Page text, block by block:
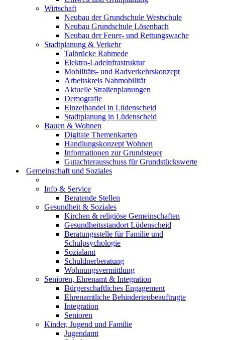
Wirtschaft
Neubau der Grundschule Westschule
Neubau Grundschule Lösenbach
Neubau der Feuer- und Rettungswache
Stadtplanung & Verkehr
Talbrücke Rahmede
Elektro-Ladeinfrastruktur
Mobilitäts- und Radverkehrskonzept
Arbeitskreis Nahmobilität
Aktuelle Straßenplanungen
Demografie
Einzelhandel in Lüdenscheid
Stadtplanung in Lüdenscheid
Bauen & Wohnen
Digitale Themenkarten
Handlungskonzept Wohnen
Informationen zur Grundsteuer
Gutachterausschuss für Grundstückswerte
Gemeinschaft und Soziales
Info & Service
Beratende Stellen
Gesundheit & Soziales
Kirchen & religiöse Gemeinschaften
Gesundheitsstandort Lüdenscheid
Beratungsstelle für Familie und
Schulpsychologie
Sozialamt
Schuldnerberatung
Wohnungsvermittlung
Senioren, Ehrenamt & Integration
Bürgerschaftliches Engagement
Ehrenamtliche Behindertenbeauftragte
Integration
Senioren
Kinder, Jugend und Familie
Jugendamt